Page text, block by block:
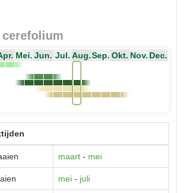
Mei. Jun. Jul. Aug.Sep. Okt. Nov. Dec.
maart - mei
mei - juli